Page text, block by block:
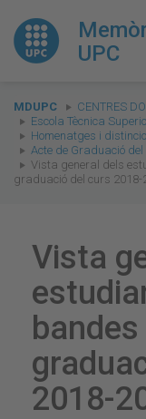
UPC
You
are
here:
MDUPC
CENTRES
Escola Tècnica
Homenatges i
Acte de Graduació
Vista general dels
graduació del curs 2018-
Vista
2018-